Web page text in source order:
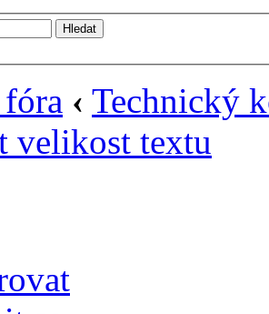
‹ Technický
velikost textu